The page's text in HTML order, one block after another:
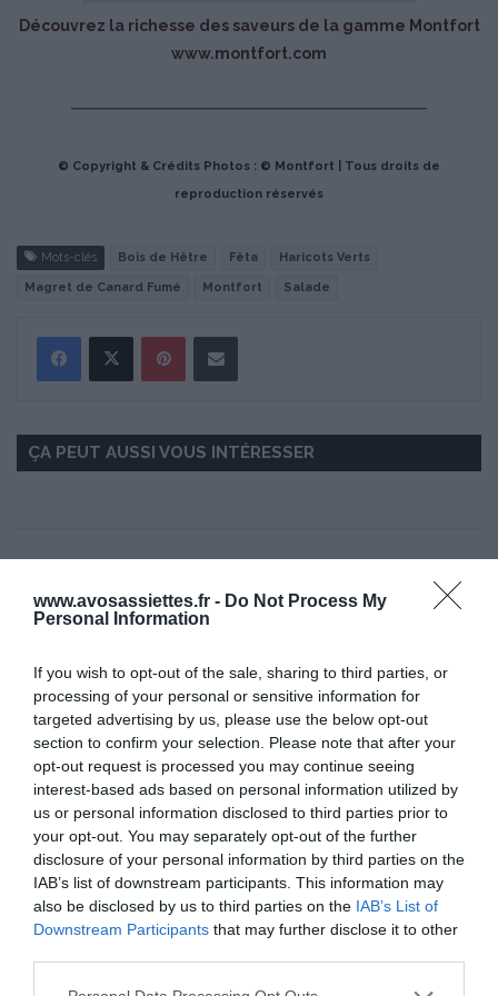
www.avosassiettes.fr - Do Not Process My
Personal Information
If you wish to opt-out of the sale, sharing to third parties, or
processing of your personal or sensitive information for
targeted advertising by us, please use the below opt-out
section to confirm your selection. Please note that after your
opt-out request is processed you may continue seeing
interest-based ads based on personal information utilized by
us or personal information disclosed to third parties prior to
your opt-out. You may separately opt-out of the further
disclosure of your personal information by third parties on the
IAB’s list of downstream participants. This information may
also be disclosed by us to third parties on the IAB’s List of
Downstream Participants that may further disclose it to other
Please note that this website/app uses one or more Google
Découvrez la richesse des saveurs de la gamme Montfort
www.montfort.com
© Copyright & Crédits Photos : © Montfort | Tous droits de
reproduction réservés
Mots-clés Bois de Hêtre Fêta Haricots Verts
Magret de Canard Fumé Montfort Salade
ÇA PEUT AUSSI VOUS INTÉRESSER